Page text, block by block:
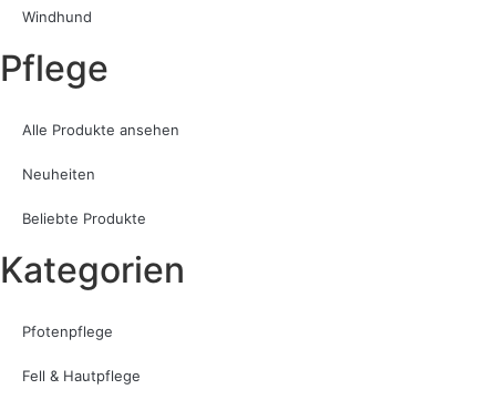
Windhund
Pflege
Alle Produkte ansehen
Neuheiten
Beliebte Produkte
Kategorien
Pfotenpflege
Fell & Hautpflege